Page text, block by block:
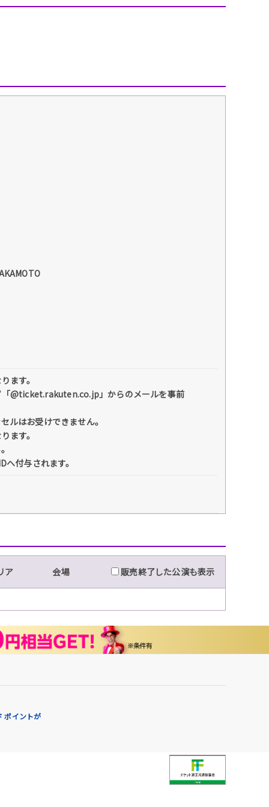
ます。
@ticket.rakuten.co.jp」からのメールを事前
ルはお受けできません。
ます。
付与されます。
ア 会場 販売終了した公演も表示
ポイントが